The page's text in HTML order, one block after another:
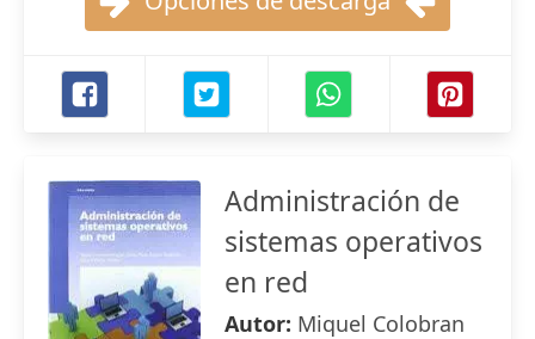
Administración de
sistemas operativos
en red
Autor: Miquel Colobran